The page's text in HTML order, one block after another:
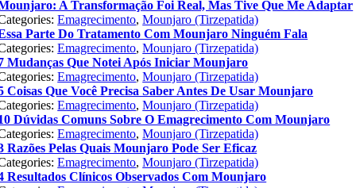
A Transformação Foi Real, Mas Tive Que Me Adaptar
Emagrecimento,Mounjaro (Tirzepatida)
Parte Do Tratamento Com Mounjaro Ninguém Fala
Emagrecimento,Mounjaro (Tirzepatida)
Mudanças Que Notei Após Iniciar Mounjaro
Emagrecimento,Mounjaro (Tirzepatida)
Coisas Que Você Precisa Saber Antes De Usar Mounjaro
Emagrecimento,Mounjaro (Tirzepatida)
Dúvidas Comuns Sobre O Emagrecimento Com Mounjaro
Emagrecimento,Mounjaro (Tirzepatida)
Razões Pelas Quais Mounjaro Pode Ser Eficaz
Emagrecimento,Mounjaro (Tirzepatida)
Resultados Clínicos Observados Com Mounjaro